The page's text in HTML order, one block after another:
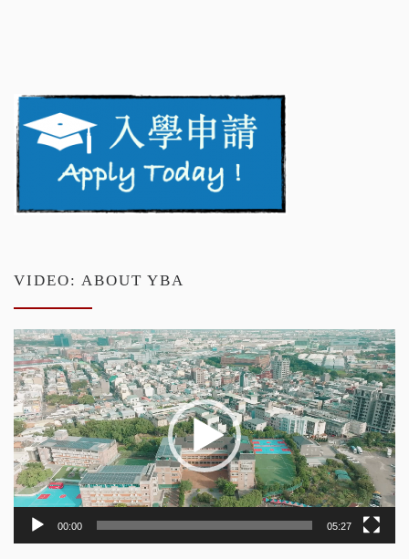
VIDEO: ABOUT YBA
Video
Player
00:00 05:27